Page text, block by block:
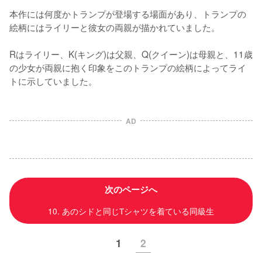
本作には何度かトランプが登場する場面があり、トランプの
絵柄にはライリーと彼女の両親が描かれていました。
Rはライリー、K(キング)は父親、Q(クイーン)は母親と、11歳
の少女が両親に抱く印象をこのトランプの絵柄によってライ
トに示していました。
AD
次のページへ
10. あのシドと同じTシャツを着ている同級生
1 2